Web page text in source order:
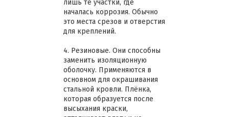
лишь те участки, где
началась коррозия. Обычно
это места срезов и отверстия
для креплений.
4. Резиновые. Они способны
заменить изоляционную
оболочку. Применяются в
основном для окрашивания
стальной кровли. Плёнка,
которая образуется после
высыхания краски,